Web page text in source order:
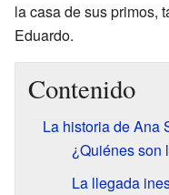
la casa de sus primos,
Eduardo.
Contenido
La historia de Ana
¿Quiénes son
La llegada